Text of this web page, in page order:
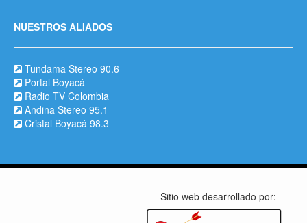
NUESTROS ALIADOS
Tundama Stereo 90.6
Portal Boyacá
Radio TV Colombia
Andina Stereo 95.1
Cristal Boyacá 98.3
Sitio web desarrollado por: